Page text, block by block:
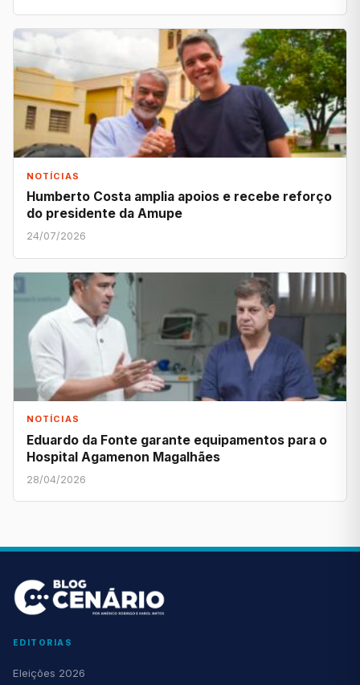
NOTÍCIAS
Humberto Costa amplia apoios e recebe reforço
do presidente da Amupe
24/07/2026
NOTÍCIAS
Eduardo da Fonte garante equipamentos para o
Hospital Agamenon Magalhães
28/04/2026
EDITORIAS
Eleições 2026